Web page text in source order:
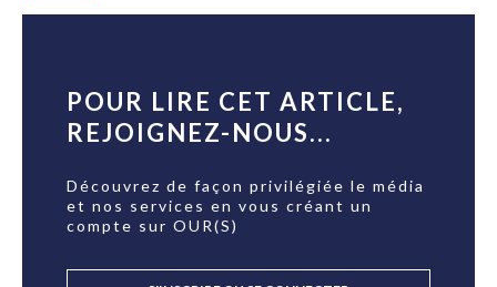
POUR LIRE CET ARTICLE,
REJOIGNEZ-NOUS...
Découvrez de façon privilégiée le média
et nos services en vous créant un
compte sur OUR(S)